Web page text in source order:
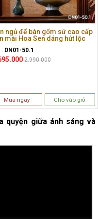
ngủ để bàn gốm sứ cao cấp
mài Hoa Sen dáng hút lộc
: DN01-50.1
2.990.000
Mua ngay Cho vào giỏ
quyện giữa ánh sáng và